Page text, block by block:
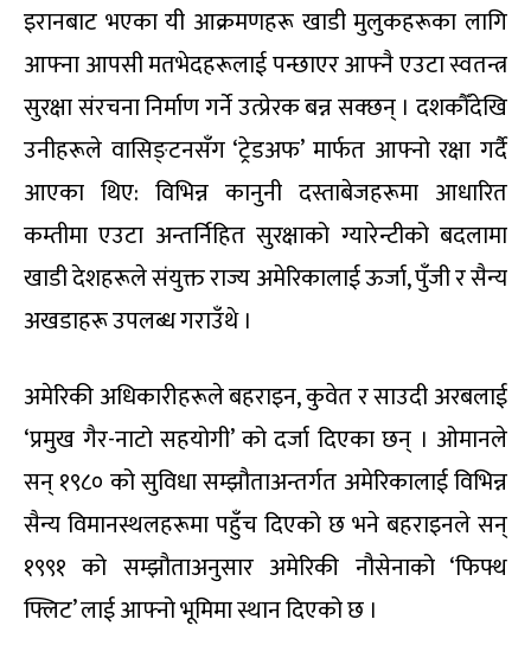
इरानबाट भएका यी आक्रमणहरू खाडी मुलुकहरूका लागि
आफ्ना आपसी मतभेदहरूलाई पन्छाएर आफ्नै एउटा स्वतन्त्र
सुरक्षा संरचना निर्माण गर्ने उत्प्रेरक बन्न सक्छन् । दशकौँदेखि
उनीहरूले वासिङ्टनसँग ‘ट्रेडअफ’ मार्फत आफ्नो रक्षा गर्दै
आएका थिए: विभिन्न कानुनी दस्ताबेजहरूमा आधारित
कम्तीमा एउटा अन्तर्निहित सुरक्षाको ग्यारेन्टीको बदलामा
खाडी देशहरूले संयुक्त राज्य अमेरिकालाई ऊर्जा, पुँजी र सैन्य
अखडाहरू उपलब्ध गराउँथे ।
अमेरिकी अधिकारीहरूले बहराइन, कुवेत र साउदी अरबलाई
‘प्रमुख गैर-नाटो सहयोगी’ को दर्जा दिएका छन् । ओमानले
सन् १९८० को सुविधा सम्झौताअन्तर्गत अमेरिकालाई विभिन्न
सैन्य विमानस्थलहरूमा पहुँच दिएको छ भने बहराइनले सन्
१९९१ को सम्झौताअनुसार अमेरिकी नौसेनाको ‘फिफ्थ
फ्लिट’ लाई आफ्नो भूमिमा स्थान दिएको छ ।